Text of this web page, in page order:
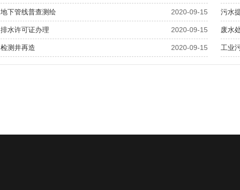
2020-09-15
地下管线普查测绘 污水
2020-09-15
排水许可证办理 废水
2020-09-15
检测井再造 工业